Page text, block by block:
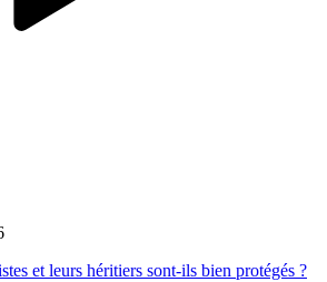
et leurs héritiers sont-ils bien protégés ?